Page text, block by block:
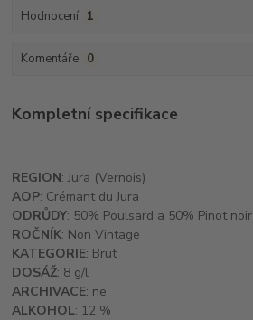
Hodnocení 1
Komentáře 0
Kompletní specifikace
REGION: Jura (Vernois)
AOP: Crémant du Jura
ODRŮDY: 50% Poulsard a 50% Pinot noir
ROČNÍK: Non Vintage
KATEGORIE: Brut
DOSÁŽ: 8 g/l
ARCHIVACE: ne
ALKOHOL: 12 %